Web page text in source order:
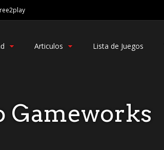
Articulos Lista de Juegos
Gameworks